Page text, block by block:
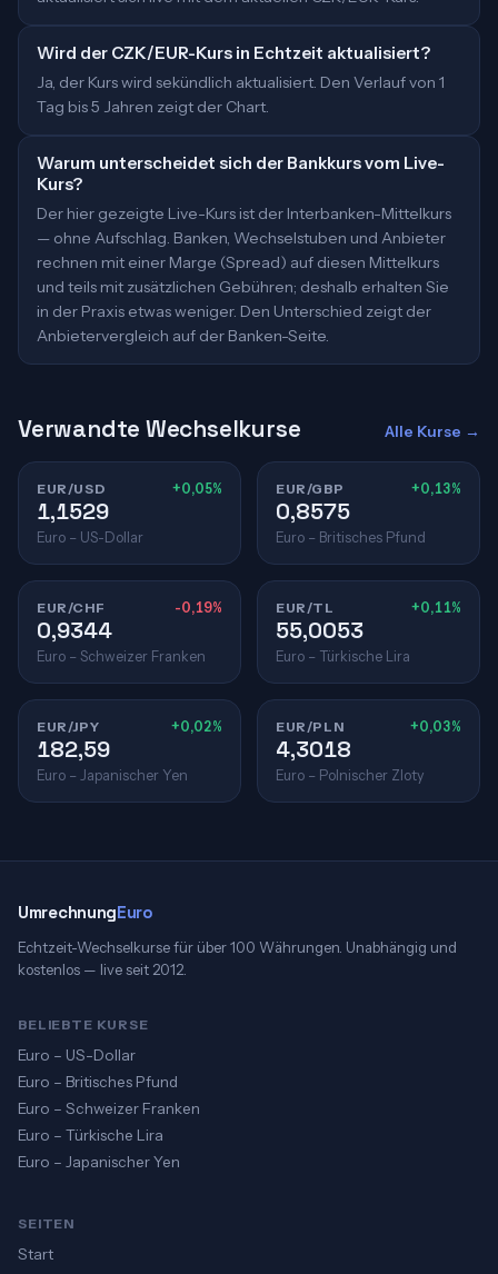
Wird der CZK/EUR-Kurs in Echtzeit aktualisiert?
Ja, der Kurs wird sekündlich aktualisiert. Den Verlauf von 1
Tag bis 5 Jahren zeigt der Chart.
Warum unterscheidet sich der Bankkurs vom Live-
Kurs?
Der hier gezeigte Live-Kurs ist der Interbanken-Mittelkurs
— ohne Aufschlag. Banken, Wechselstuben und Anbieter
rechnen mit einer Marge (Spread) auf diesen Mittelkurs
und teils mit zusätzlichen Gebühren; deshalb erhalten Sie
in der Praxis etwas weniger. Den Unterschied zeigt der
Anbietervergleich auf der Banken-Seite.
Verwandte Wechselkurse Alle Kurse →
EUR/USD +0,05%
1,1529
Euro – US-Dollar
EUR/GBP +0,13%
0,8575
Euro – Britisches Pfund
EUR/CHF -0,19%
0,9344
Euro – Schweizer Franken
EUR/TL +0,11%
55,0053
Euro – Türkische Lira
EUR/JPY +0,02%
182,59
Euro – Japanischer Yen
EUR/PLN +0,03%
4,3018
Euro – Polnischer Zloty
UmrechnungEuro
Echtzeit-Wechselkurse für über 100 Währungen. Unabhängig und
kostenlos — live seit 2012.
BELIEBTE KURSE
Euro – US-Dollar
Euro – Britisches Pfund
Euro – Schweizer Franken
Euro – Türkische Lira
Euro – Japanischer Yen
SEITEN
Start